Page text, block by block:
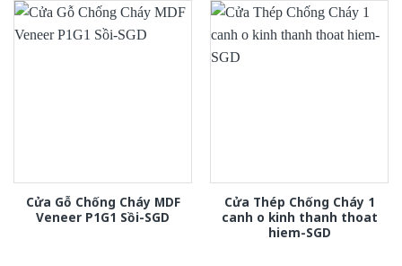
Cửa Gỗ Chống Cháy MDF
Veneer P1G1 Sồi-SGD
Cửa Thép Chống Cháy 1
canh o kinh thanh thoat
hiem-SGD